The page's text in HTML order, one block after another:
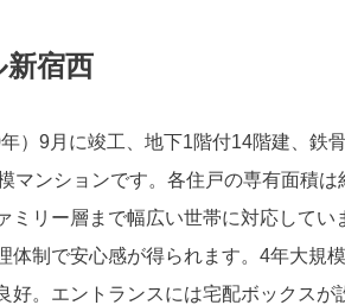
宿西
）9月に竣工、地下1階付14階建、鉄
マンションです。各住戸の専有面積
ミリー層まで幅広い世帯に対応して
体制で安心感が得られます。4年大規
好。エントランスには宅配ボックス